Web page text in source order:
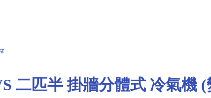
二匹半 掛牆分體式 冷氣機